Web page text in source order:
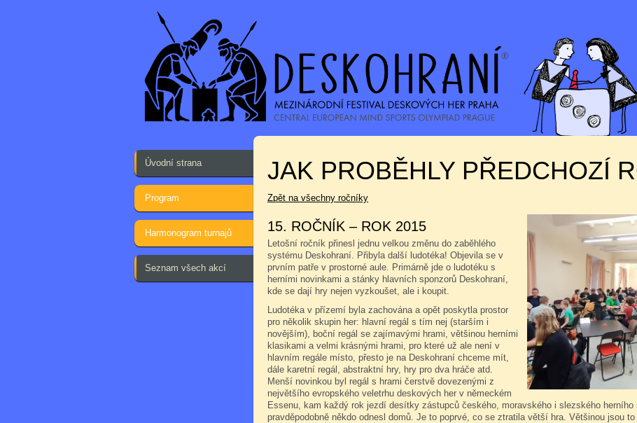
Úvodní strana
Program
Harmonogram turnajů
Seznam všech akcí
JAK PROBĚHLY PŘEDCHOZÍ
Zpět na všechny ročníky
15. ROČNÍK – ROK 2015
Letošní ročník přinesl jednu velkou změnu do zaběhlého
systému Deskohraní. Přibyla další ludotéka! Objevila se v
prvním patře v prostorné aule. Primárně jde o ludotéku s
herními novinkami a stánky hlavních sponzorů Deskohraní,
kde se dají hry nejen vyzkoušet, ale i koupit.
Ludotéka v přízemí byla zachována a opět poskytla prostor
pro několik skupin her: hlavní regál s tím nej (starším i
novějším), boční regál se zajímavými hrami, většinou herními
klasikami a velmi krásnými hrami, pro které už ale není v
hlavním regále místo, přesto je na Deskohraní chceme mít,
dále karetní regál, abstraktní hry, hry pro dva hráče atd.
Menší novinkou byl regál s hrami čerstvě dovezenými z
největšího evropského veletrhu deskových her v německém
Essenu, kam každý rok jezdí desítky zástupců českého, moravského i slezského
pravděpodobně někdo odnesl domů. Je to poprvé, co se ztratila větší hra. Většinou jsou